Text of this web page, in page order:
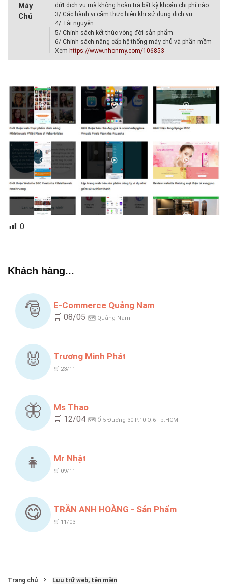
Máy
Chủ
dứt dịch vụ mà không hoàn trả bất kỳ khoản chi phí nào:
3/ Các hành vi cấm thực hiện khi sử dụng dịch vụ
4/ Tài nguyên
5/ Chính sách kết thúc vòng đời sản phẩm
6/ Chính sách nâng cấp hệ thống máy chủ và phần mềm
Xem https://www.nhonmy.com/106853
0
Khách hàng...
🎅 E-Commerce Quảng Nam
🛒 08/05 🗺️ Quảng Nam
🐰 Trương Minh Phát
🛒 23/11
🦋 Ms Thao
🛒 12/04 🗺️ Ố 5 Đường 30 P.10 Q.6 Tp.HCM
👧 Mr Nhật
🛒 09/11
😋 TRẦN ANH HOÀNG - Sản Phẩm
🛒 11/03
Trang chủ Lưu trữ web, tên miền